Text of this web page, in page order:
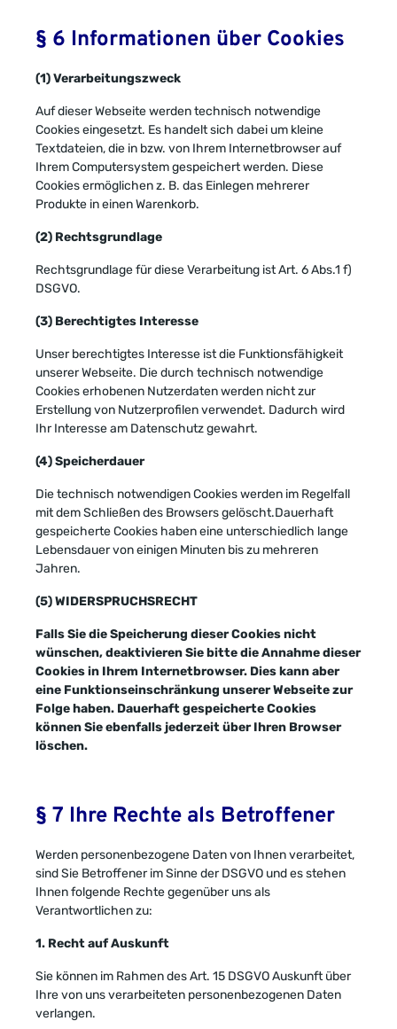
§ 6 Informationen über Cookies
(1) Verarbeitungszweck
Auf dieser Webseite werden technisch notwendige
Cookies eingesetzt. Es handelt sich dabei um kleine
Textdateien, die in bzw. von Ihrem Internetbrowser auf
Ihrem Computersystem gespeichert werden. Diese
Cookies ermöglichen z. B. das Einlegen mehrerer
Produkte in einen Warenkorb.
(2) Rechtsgrundlage
Rechtsgrundlage für diese Verarbeitung ist Art. 6 Abs.1 f)
DSGVO.
(3) Berechtigtes Interesse
Unser berechtigtes Interesse ist die Funktionsfähigkeit
unserer Webseite. Die durch technisch notwendige
Cookies erhobenen Nutzerdaten werden nicht zur
Erstellung von Nutzerprofilen verwendet. Dadurch wird
Ihr Interesse am Datenschutz gewahrt.
(4) Speicherdauer
Die technisch notwendigen Cookies werden im Regelfall
mit dem Schließen des Browsers gelöscht.Dauerhaft
gespeicherte Cookies haben eine unterschiedlich lange
Lebensdauer von einigen Minuten bis zu mehreren
Jahren.
(5) WIDERSPRUCHSRECHT
Falls Sie die Speicherung dieser Cookies nicht
wünschen, deaktivieren Sie bitte die Annahme dieser
Cookies in Ihrem Internetbrowser. Dies kann aber
eine Funktionseinschränkung unserer Webseite zur
Folge haben. Dauerhaft gespeicherte Cookies
können Sie ebenfalls jederzeit über Ihren Browser
löschen.
§ 7 Ihre Rechte als Betroffener
Werden personenbezogene Daten von Ihnen verarbeitet,
sind Sie Betroffener im Sinne der DSGVO und es stehen
Ihnen folgende Rechte gegenüber uns als
Verantwortlichen zu:
1. Recht auf Auskunft
Sie können im Rahmen des Art. 15 DSGVO Auskunft über
Ihre von uns verarbeiteten personenbezogenen Daten
verlangen.